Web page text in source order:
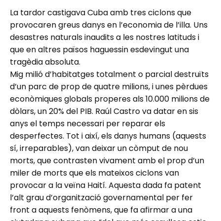
La tardor castigava Cuba amb tres ciclons que
provocaren greus danys en l’economia de l’illa. Uns
desastres naturals inaudits a les nostres latituds i
que en altres països haguessin esdevingut una
tragèdia absoluta.
Mig milió d’habitatges totalment o parcial destruïts
d’un parc de prop de quatre milions, i unes pèrdues
econòmiques globals properes als 10.000 milions de
dòlars, un 20% del PIB. Raúl Castro va datar en sis
anys el temps necessari per reparar els
desperfectes. Tot i així, els danys humans (aquests
sí, irreparables), van deixar un còmput de nou
morts, que contrasten vivament amb el prop d’un
miler de morts que els mateixos ciclons van
provocar a la veïna Haití. Aquesta dada fa patent
l’alt grau d’organització governamental per fer
front a aquests fenòmens, que fa afirmar a una